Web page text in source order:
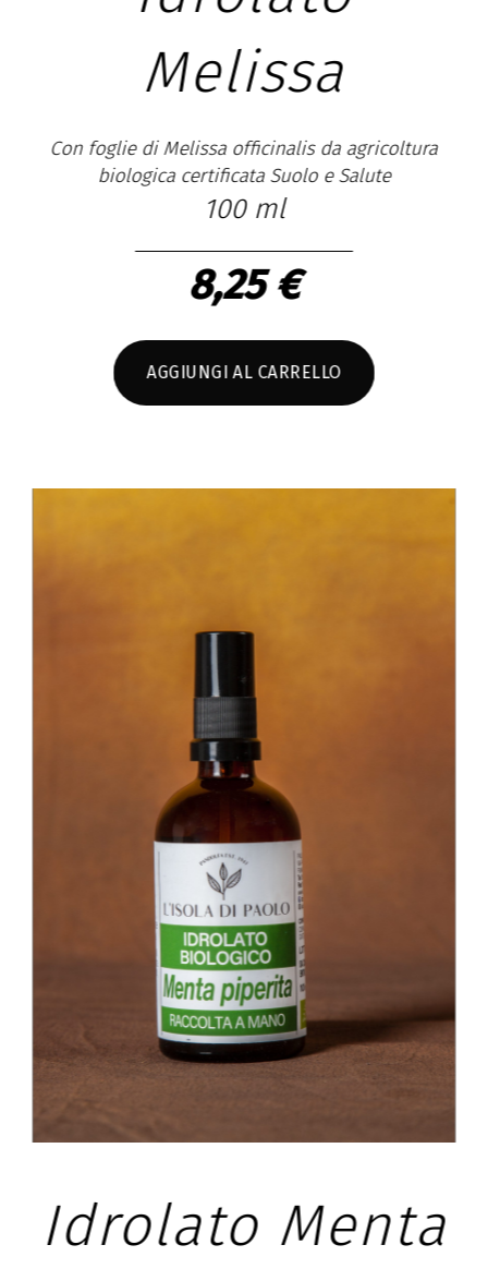
Idrolato
Lavanda vera
biologica certificata Suolo e Salute
100 ml
8,25 €
SCHEDA PRODOTTO